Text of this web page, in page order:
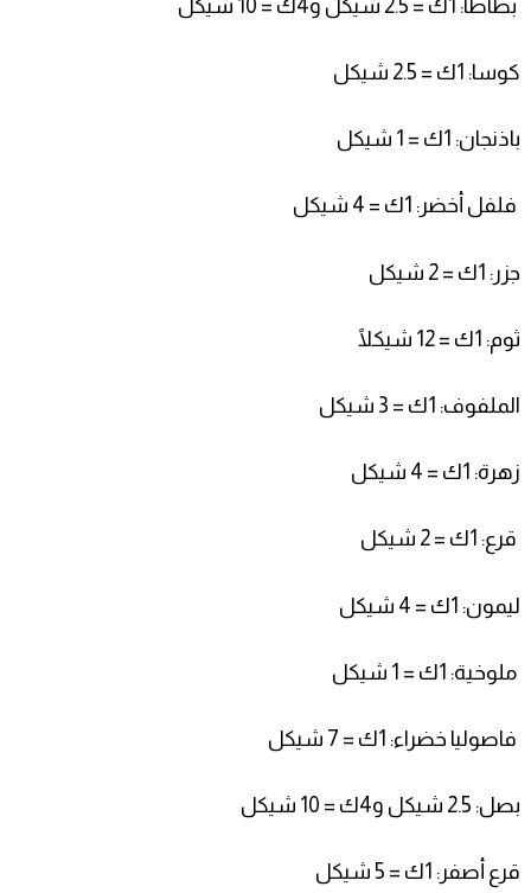
بطاطا: 1ك = 2.5 شيكل و4ك = 10 شيكل
كوسا: 1ك = 2.5 شيكل
باذنجان: 1ك = 1 شيكل
فلفل أخضر: 1ك = 4 شيكل
جزر: 1ك = 2 شيكل
ثوم: 1ك = 12 شيكلًا
الملفوف: 1ك = 3 شيكل
زهرة: 1ك = 4 شيكل
قرع: 1ك = 2 شيكل
ليمون: 1ك = 4 شيكل
ملوخية: 1ك = 1 شيكل
فاصوليا خضراء: 1ك = 7 شيكل
بصل: 2.5 شيكل و4ك = 10 شيكل
قرع أصفر: 1ك = 5 شيكل